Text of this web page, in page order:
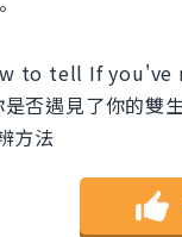
to tell If you've
否遇見了你的雙
方法